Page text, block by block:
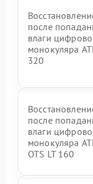
после
влаги
монокуляра
320
после
влаги
монокуляра
OTS LT 160